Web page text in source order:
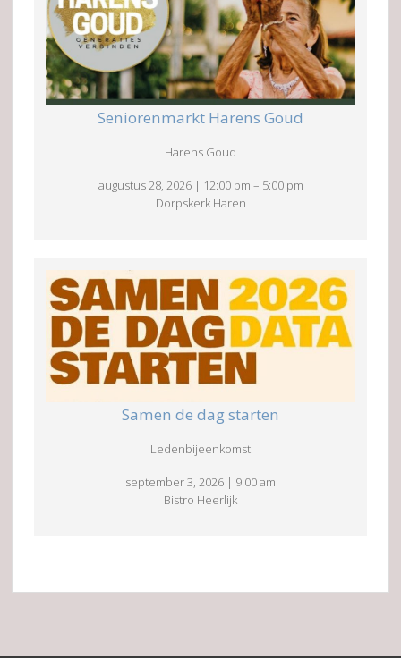
Seniorenmarkt Harens Goud
Harens Goud
augustus 28, 2026 | 12:00 pm – 5:00 pm
Dorpskerk Haren
Samen de dag starten
Ledenbijeenkomst
september 3, 2026 | 9:00 am
Bistro Heerlijk